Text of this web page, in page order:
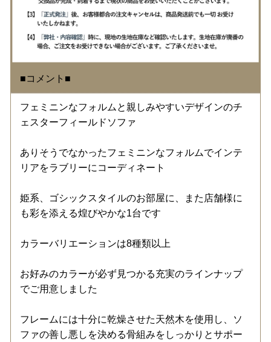
■コメント■
フェミニンなフォルムと親しみやすいデザインのチ
ェスターフィールドソファ
ありそうでなかったフェミニンなフォルムでインテ
リアをラブリーにコーディネート
姫系、ゴシックスタイルのお部屋に、また店舗様に
も彩を添える煌びやかな1台です
カラーバリエーションは8種類以上
お好みのカラーが必ず見つかる充実のラインナップ
でご用意しました
フレームには十分に乾燥させた天然木を使用し、ソ
ファの善し悪しを決める骨組みをしっかりとサポー